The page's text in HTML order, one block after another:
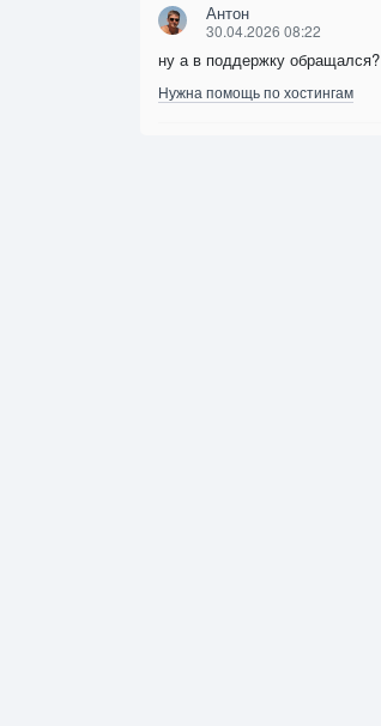
Антон
30.04.2026 08:22
ну а в поддержку обращался?
Нужна помощь по хостингам